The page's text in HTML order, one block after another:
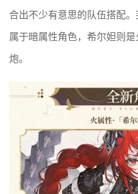
合出不少有意思的队伍搭配。
属于暗属性角色，希尔妲则
炮。